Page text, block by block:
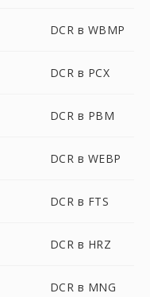
DCR в WBMP
DCR в PCX
DCR в PBM
DCR в WEBP
DCR в FTS
DCR в HRZ
DCR в MNG